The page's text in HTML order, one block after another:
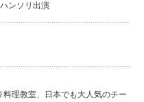
ンソリ出演
料理教室、日本でも大人気のチー